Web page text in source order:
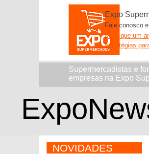
Expo
Fale conosco
Mais que um
estratégias
Supermercadistas e
empresas na Expo
NOVIDADES